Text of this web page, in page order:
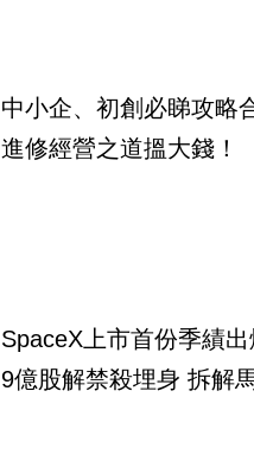
中小企、初創必睇攻略
進修經營之道搵大錢！
SpaceX上市首份季績
9億股解禁殺埋身 拆解